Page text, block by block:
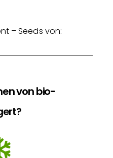
– Seeds von:
von bio-